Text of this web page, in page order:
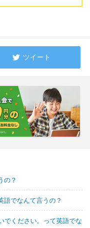
ツイート
の？
語でなんて言うの？
でください。って英語でな